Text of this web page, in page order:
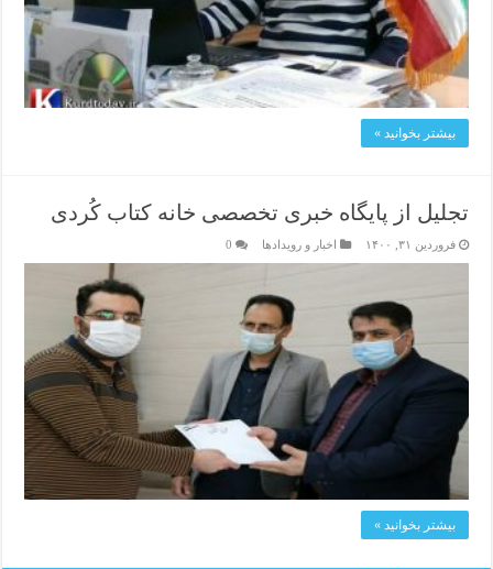
بیشتر بخوانید »
تجلیل از پایگاه خبری تخصصی خانه کتاب کُردی
فروردین ۳۱, ۱۴۰۰ اخبار و رویدادها 0
بیشتر بخوانید »